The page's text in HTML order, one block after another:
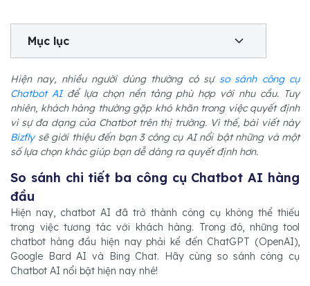
Mục lục
Hiện nay, nhiều người dùng thường có sự so sánh công cụ
Chatbot AIđể lựa chọn nền tảng phù hợp với nhu cầu. Tuy
nhiên, khách hàng thường gặp khó khăn trong việc quyết định
vì sự đa dạng của Chatbot trên thị trường. Vì thế, bài viết này
Bizflysẽ giới thiệu đến bạn 3 công cụ AI nổi bật những và một
số lựa chọn khác giúp bạn dễ dàng ra quyết định hơn.
So sánh chi tiết ba công cụ Chatbot AI hàng
đầu
Hiện nay, chatbot AI đã trở thành công cụ không thể thiếu
trong việc tương tác với khách hàng. Trong đó, những tool
chatbot hàng đầu hiện nay phải kể đến ChatGPT (OpenAI),
Google Bard AI và Bing Chat. Hãy cùng so sánh công cụ
Chatbot AI nổi bật hiện nay nhé!